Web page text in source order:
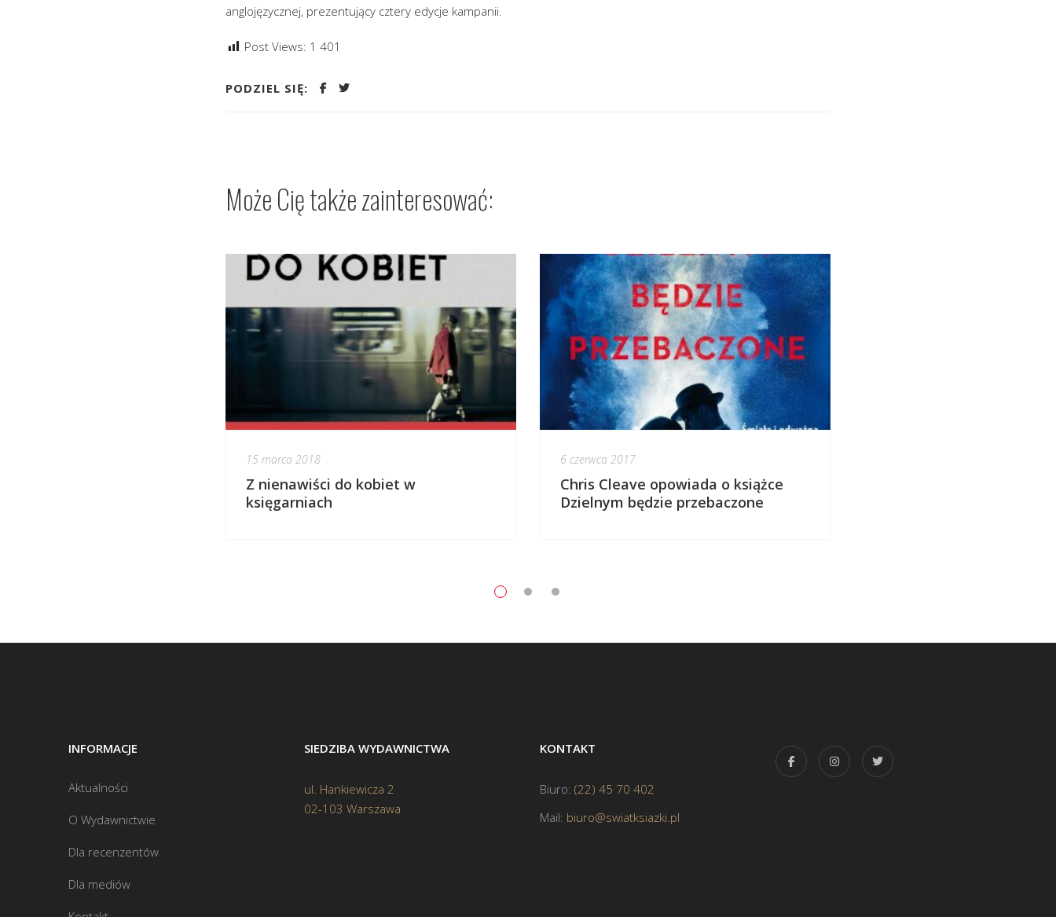
anglojęzycznej, prezentujący cztery edycje kampanii.
Post Views: 1 401
PODZIEL SIĘ:
Może Cię także zainteresować:
15 marca 2018
Z nienawiści do kobiet w
księgarniach
6 czerwca 2017
Chris Cleave opowiada o książce
Dzielnym będzie przebaczone
INFORMACJE
Aktualności
O Wydawnictwie
Dla recenzentów
Dla mediów
SIEDZIBA WYDAWNICTWA
ul. Hankiewicza 2
02-103 Warszawa
KONTAKT
Biuro: (22) 45 70 402
Mail: biuro@swiatksiazki.pl